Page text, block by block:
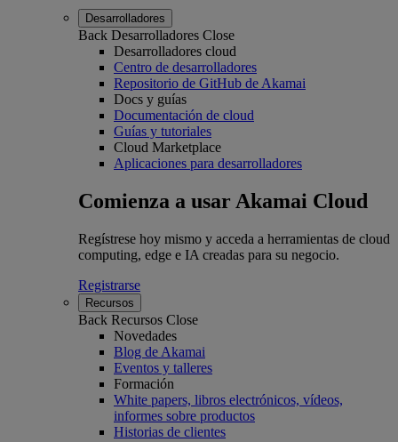
Desarrolladores
Back Desarrolladores Close
Desarrolladores cloud
Centro de desarrolladores
Repositorio de GitHub de Akamai
Docs y guías
Documentación de cloud
Guías y tutoriales
Cloud Marketplace
Aplicaciones para desarrolladores
Comienza a usar Akamai Cloud
Regístrese hoy mismo y acceda a herramientas de cloud
computing, edge e IA creadas para su negocio.
Registrarse
Recursos
Back Recursos Close
Novedades
Blog de Akamai
Eventos y talleres
Formación
White papers, libros electrónicos, vídeos,
informes sobre productos
Historias de clientes